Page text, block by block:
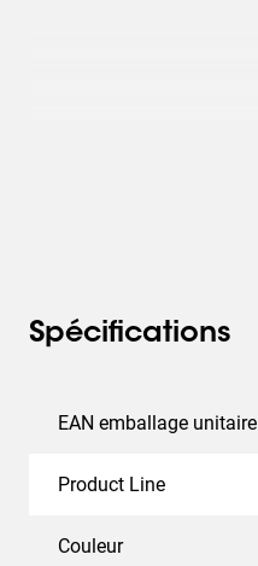
Spécifications
EAN emballage unitaire
Product Line
Couleur